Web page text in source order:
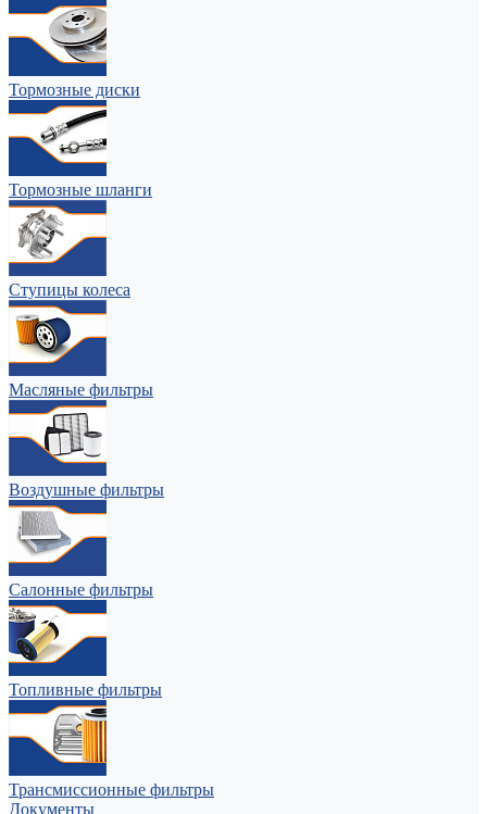
Тормозные диски
Тормозные шланги
Ступицы колеса
Масляные фильтры
Воздушные фильтры
Салонные фильтры
Топливные фильтры
Трансмиссионные фильтры
Документы